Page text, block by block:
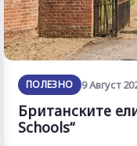
ПОЛЕЗНО 9 Август
Британските
Schools“